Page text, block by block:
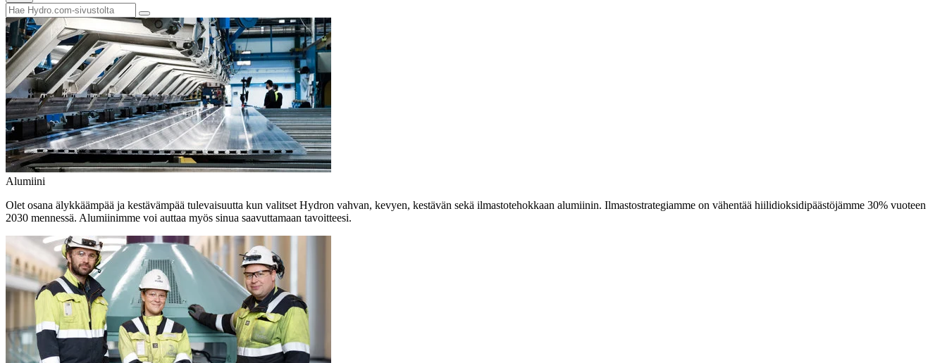
Alumiini
Olet osana älykkäämpää ja kestävämpää tulevaisuutta kun valitset Hydron vahvan, kevyen, kestävän sekä ilmastotehokkaan alumiinin. Ilmastostrategiamme on vähentää hiilidioksidipäästöjämme 30% vuoteen
2030 mennessä. Alumiinimme voi auttaa myös sinua saavuttamaan tavoitteesi.